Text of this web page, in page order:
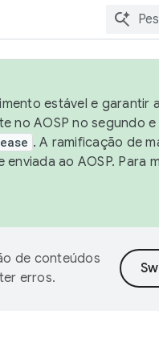
estável e garantir
no AOSP no segundo
. A ramificação de
ao AOSP. Para
de conteúdos
erros.